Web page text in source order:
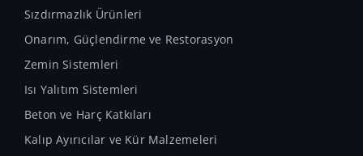
Sızdırmazlık Ürünleri
Onarım, Güçlendirme ve Restorasyon
Zemin Sistemleri
Isı Yalıtım Sistemleri
Beton ve Harç Katkıları
Kalıp Ayırıcılar ve Kür Malzemeleri